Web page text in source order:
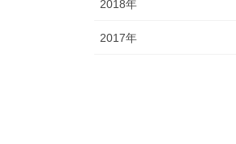
2018年
2017年